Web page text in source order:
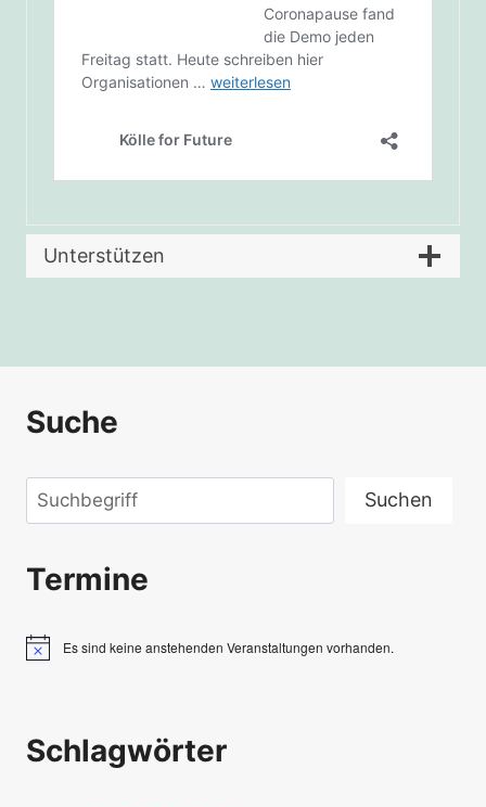
Unterstützen
Suche
Suchen Suchen
Termine
HinweisEs sind keine anstehenden Veranstaltungen vorhanden.
Schlagwörter